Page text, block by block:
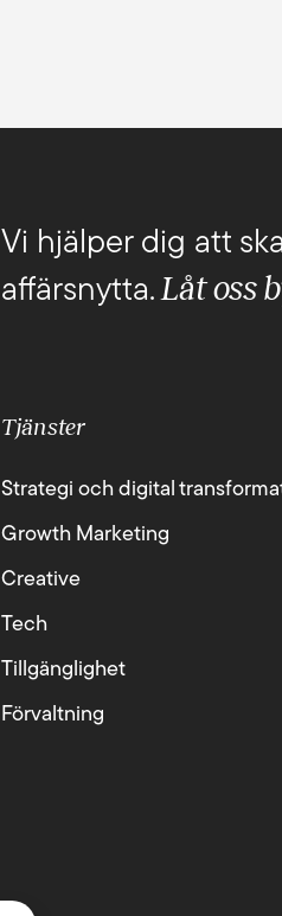
Vi hjälper dig att
affärsnytta. Låt oss
Tjänster
Strategi och digital
Growth Marketing
Creative
Tech
Tillgänglighet
Förvaltning